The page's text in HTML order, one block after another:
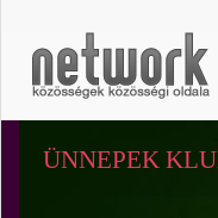
ÜNNEPEK